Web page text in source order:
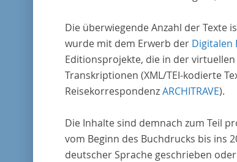
Die überwiegende Anzahl der Texte
wurde mit dem Erwerb der Digitalen
Editionsprojekte, die in der
Transkriptionen (XML/TEI-kodierte
ReisekorrespondenzARCHITRAVE).
Die Inhalte sind demnach zum Teil
vom Beginn des Buchdrucks bis ins
deutscher Sprache geschrieben